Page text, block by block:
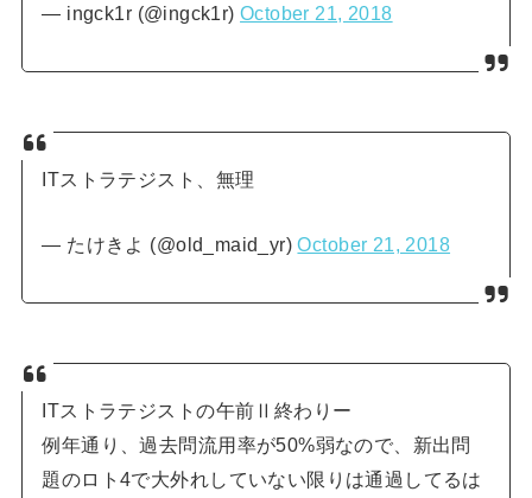
— ingck1r (@ingck1r)October 21, 2018
ITストラテジスト、無理
— たけきよ (@old_maid_yr)October 21, 2018
ITストラテジストの午前Ⅱ終わりー
例年通り、過去問流用率が50%弱なので、新出問
題のロト4で大外れしていない限りは通過してるは